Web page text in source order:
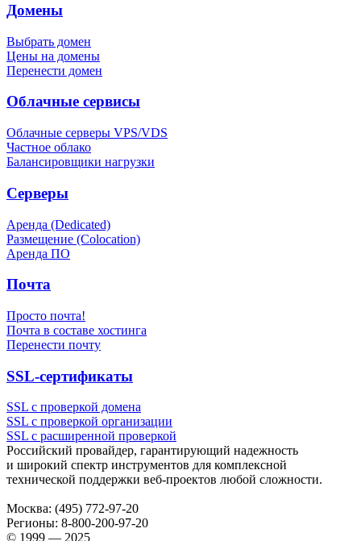
Домены
Выбрать домен
Цены на домены
Перенести домен
Облачные сервисы
Облачные серверы VPS/VDS
Частное облако
Балансировщики нагрузки
Серверы
Аренда (Dedicated)
Размещение (Colocation)
Аренда ПО
Почта
Просто почта!
Почта в составе хостинга
Перенести почту
SSL-сертификаты
SSL с проверкой домена
SSL с проверкой организации
SSL с расширенной проверкой
Российский провайдер, гарантирующий надежность
и широкий спектр инструментов для комплексной
технической поддержки веб-проектов любой сложности.
Москва: (495) 772-97-20
Регионы: 8-800-200-97-20
© 1999 — 2025